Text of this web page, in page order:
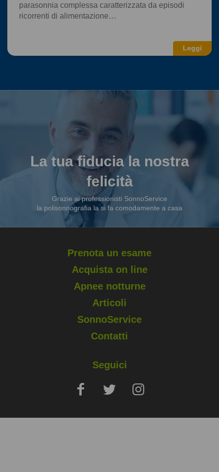
Leggi
parasonnia complessa caratterizzata da episodi
ricorrenti di alimentazione…
La tua fiducia la nostra
felicità
Grazie ai professionisti SonnoService
la polisonnografia la si fa comodamente a casa
Prenota un esame
Acquista on line
Apnee notturne
Articoli
SonnoService
Contatti
Seguici